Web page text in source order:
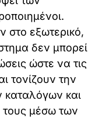
στο εξωτερικό,
δεν μπορεί
ώστε να τις
τονίζουν την
καταλόγων και
τους μέσω των